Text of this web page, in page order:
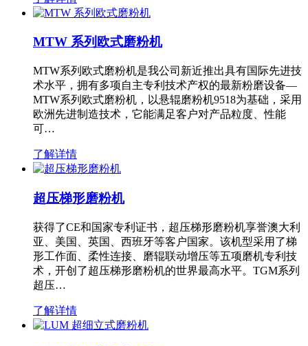
MTW 系列欧式磨粉机
MTW系列欧式磨粉机是我公司新近推出具有国际先进技
术水平，拥有多项自主专利技术产权的最新粉磨设备—
MTW系列欧式磨粉机，以悬辊磨粉机9518为基础，采用
欧洲先进制造技术，它能满足客户对产品粒度、性能
可…
了解详情
超压梯形磨粉机
获得了CE和国家专利证书，超压梯形磨粉机享誉澳大利
亚、美国、英国、西班牙等客户国家。该机型采用了梯
形工作面、柔性连接、磨辊联动增压等五项磨机专利技
术，开创了超压梯形磨粉机的世界最高水平。TGM系列
超压…
了解详情